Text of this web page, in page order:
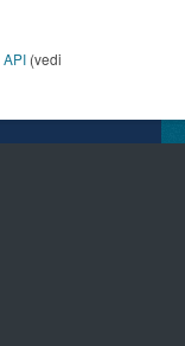
API (vedi